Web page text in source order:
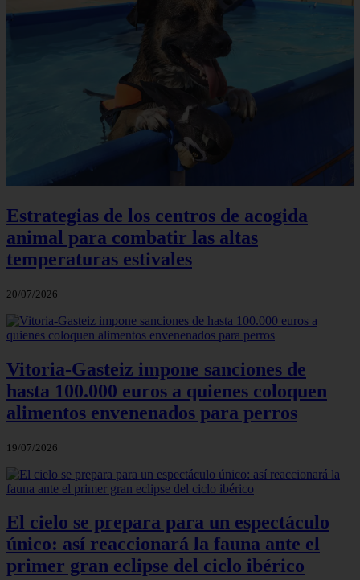
Estrategias de los centros de acogida
animal para combatir las altas
temperaturas estivales
20/07/2026
Vitoria-Gasteiz impone sanciones de
hasta 100.000 euros a quienes coloquen
alimentos envenenados para perros
19/07/2026
El cielo se prepara para un espectáculo
único: así reaccionará la fauna ante el
primer gran eclipse del ciclo ibérico